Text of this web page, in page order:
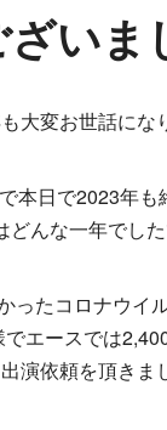
いま
大変お世話にな
本日で2023年も
どんな一年でした
ったコロナウイ
でエースでは
出演依頼を頂きま